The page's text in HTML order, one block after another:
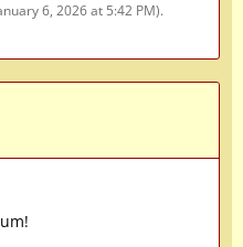
6, 2026 at 5:42 PM).